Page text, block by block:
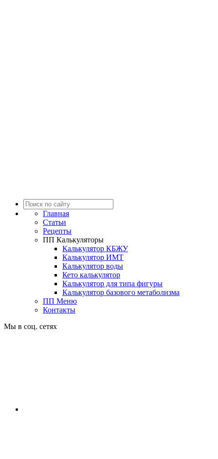
Главная
Статьи
Рецепты
ПП Калькуляторы
Калькулятор КБЖУ
Калькулятор ИМТ
Калькулятор воды
Кето калькулятор
Калькулятор для типа фигуры
Калькулятор базового метаболизма
ПП Меню
Контакты
Мы в соц. сетях